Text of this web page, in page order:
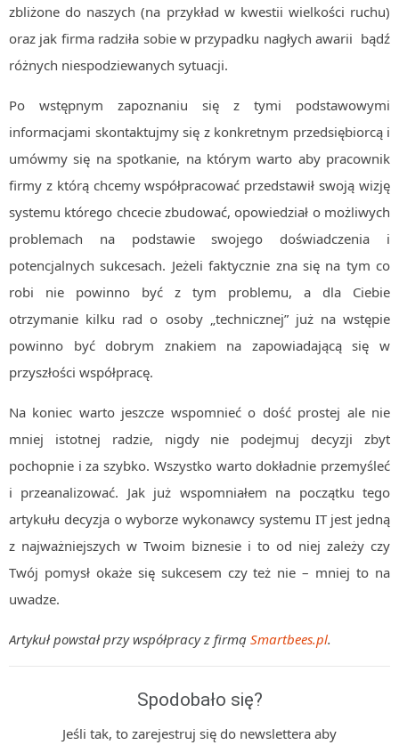
zbliżone do naszych (na przykład w kwestii wielkości ruchu)
oraz jak firma radziła sobie w przypadku nagłych awarii bądź
różnych niespodziewanych sytuacji.
Po wstępnym zapoznaniu się z tymi podstawowymi
informacjami skontaktujmy się z konkretnym przedsiębiorcą i
umówmy się na spotkanie, na którym warto aby pracownik
firmy z którą chcemy współpracować przedstawił swoją wizję
systemu którego chcecie zbudować, opowiedział o możliwych
problemach na podstawie swojego doświadczenia i
potencjalnych sukcesach. Jeżeli faktycznie zna się na tym co
robi nie powinno być z tym problemu, a dla Ciebie
otrzymanie kilku rad o osoby „technicznej” już na wstępie
powinno być dobrym znakiem na zapowiadającą się w
przyszłości współpracę.
Na koniec warto jeszcze wspomnieć o dość prostej ale nie
mniej istotnej radzie, nigdy nie podejmuj decyzji zbyt
pochopnie i za szybko. Wszystko warto dokładnie przemyśleć
i przeanalizować. Jak już wspomniałem na początku tego
artykułu decyzja o wyborze wykonawcy systemu IT jest jedną
z najważniejszych w Twoim biznesie i to od niej zależy czy
Twój pomysł okaże się sukcesem czy też nie – mniej to na
uwadze.
Artykuł powstał przy współpracy z firmą Smartbees.pl.
Spodobało się?
Jeśli tak, to zarejestruj się do newslettera aby